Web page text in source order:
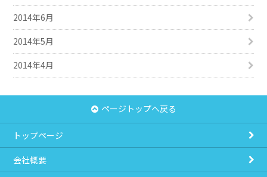
2014年6月
2014年5月
2014年4月
ページトップへ戻る
トップページ
会社概要